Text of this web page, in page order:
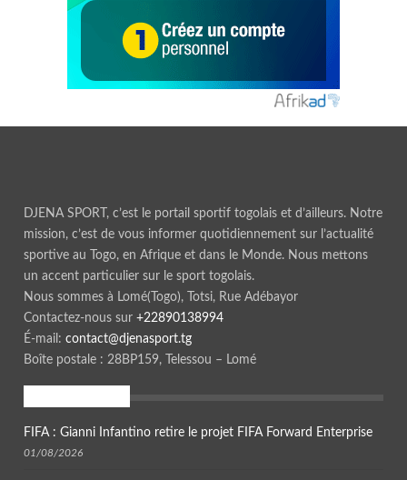
DJENA SPORT, c’est le portail sportif togolais et d’ailleurs. Notre
mission, c’est de vous informer quotidiennement sur l’actualité
sportive au Togo, en Afrique et dans le Monde. Nous mettons
un accent particulier sur le sport togolais.
Nous sommes à Lomé(Togo), Totsi, Rue Adébayor
Contactez-nous sur +22890138994
É-mail: contact@djenasport.tg
Boîte postale : 28BP159, Telessou – Lomé
FIFA : Gianni Infantino retire le projet FIFA Forward Enterprise
01/08/2026